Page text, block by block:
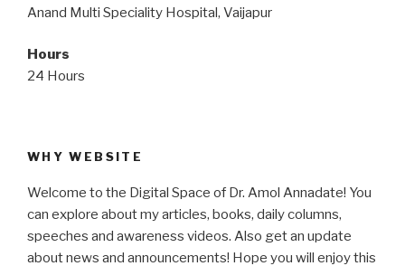
Anand Multi Speciality Hospital, Vaijapur
Hours
24 Hours
WHY WEBSITE
Welcome to the Digital Space of Dr. Amol Annadate! You
can explore about my articles, books, daily columns,
speeches and awareness videos. Also get an update
about news and announcements! Hope you will enjoy this